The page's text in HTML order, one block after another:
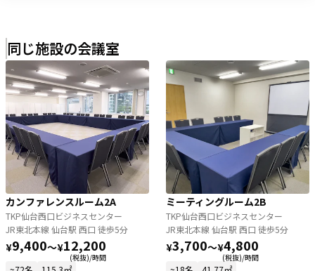
同じ施設の会議室
カンファレンスルーム2A
TKP仙台西口ビジネスセンター
JR東北本線 仙台駅 西口 徒歩5分
¥9,400〜¥12,200
(税抜)/時間
ミーティングルーム2B
TKP仙台西口ビジネスセンター
JR東北本線 仙台駅 西口 徒歩5分
¥3,700〜¥4,800
(税抜)/時間